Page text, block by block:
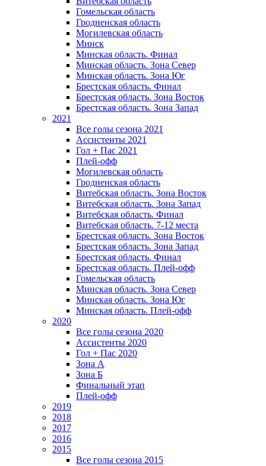
Гомельская область
Гродненская область
Могилевская область
Минск
Mинская область. Финал
Минская область. Зона Север
Минская область. Зона Юг
Брестская область. Финал
Брестская область. Зона Восток
Брестская область. Зона Запад
2021
Все голы сезона 2021
Ассистенты 2021
Гол + Пас 2021
Плей-офф
Могилевская область
Гродненская область
Витебская область. Зона Восток
Витебская область. Зона Запад
Витебская область. Финал
Витебская область. 7-12 места
Брестская область. Зона Восток
Брестская область. Зона Запад
Брестская область. Финал
Брестская область. Плей-офф
Гомельская область
Минская область. Зона Север
Минская область. Зона Юг
Минская область. Плей-офф
2020
Все голы сезона 2020
Ассистенты 2020
Гол + Пас 2020
Зона А
Зона Б
Финальный этап
Плей-офф
2019
2018
2017
2016
2015
Все голы сезона 2015